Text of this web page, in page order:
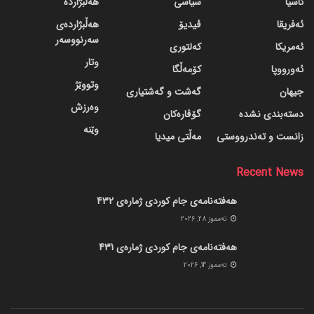
ئەفریقا
ئەمریکا
ئەورووپا
جیهان
دسته‌بندی نشده
زانست و تەندرووستی
ڤیدیۆ
کەلتوری
کۆمەڵگا
گه‌شت و گه‌شتیاری
گۆڤاره‌کان
مەڵتی میدیا
هەڵبژاردەی
سەرنووسەر
وتار
وتووێژ
وەرزش
وێنە
Recent News
هەفتەنامەی جام کوردی ژمارەی 432
ته‌مموز 28, 2026
هەفتەنامەی جام کوردی ژمارەی 431
ته‌مموز 14, 2026